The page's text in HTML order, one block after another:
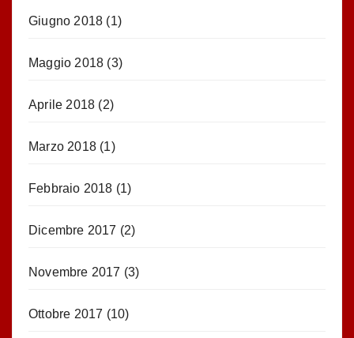
Giugno 2018 (1)
Maggio 2018 (3)
Aprile 2018 (2)
Marzo 2018 (1)
Febbraio 2018 (1)
Dicembre 2017 (2)
Novembre 2017 (3)
Ottobre 2017 (10)